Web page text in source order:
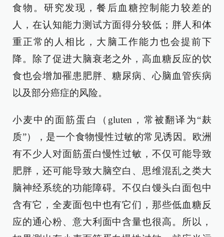
食物。研究发现，餐后血糖控制能力较差的
人，在认知能力测试方面得分较低；胖人和体
重正常的人相比，大脑工作能力也会提前下
降。除了促进大脑衰老之外，高血糖反应的饮
食也会增加罹患肥胖、糖尿病、心脑血管疾病
以及部分癌症的风险。
小麦中的面筋蛋白（gluten，常被翻译为“麸
质”），是一个食物慢性过敏的常见诱因。欧洲
有不少人对面筋蛋白慢性过敏，不仅可能导致
肥胖，还可能导致大脑空白、思维混乱之类大
脑神经系统的功能障碍。不仅白馒头白面包中
含有它，全麦面包中也有它们，那些低血糖反
应的通心粉、意大利面中含量也很高。所以，